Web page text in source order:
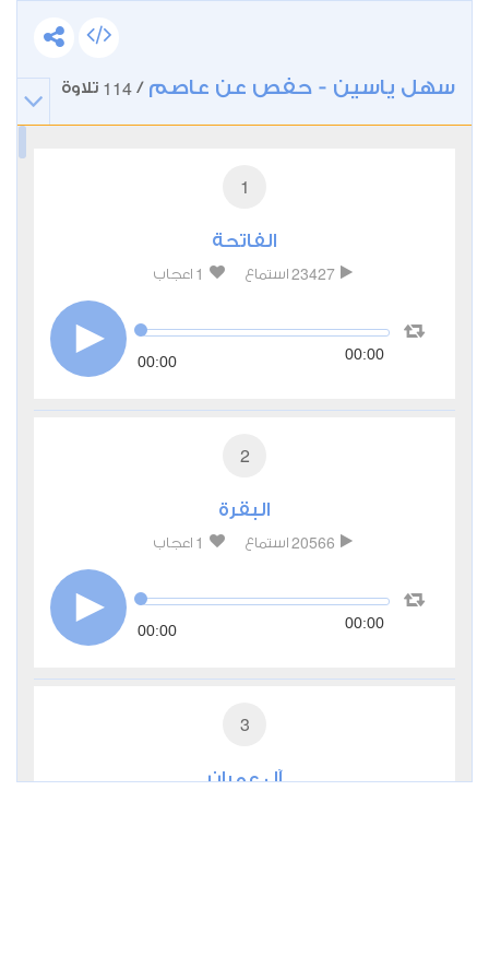
سهل ياسين - حفص عن عاصم /
114 تلاوة
1
الفاتحة
23427 استماع 1 اعجاب
00:00 00:00
2
البقرة
20566 استماع 1 اعجاب
00:00 00:00
3
آل عمران